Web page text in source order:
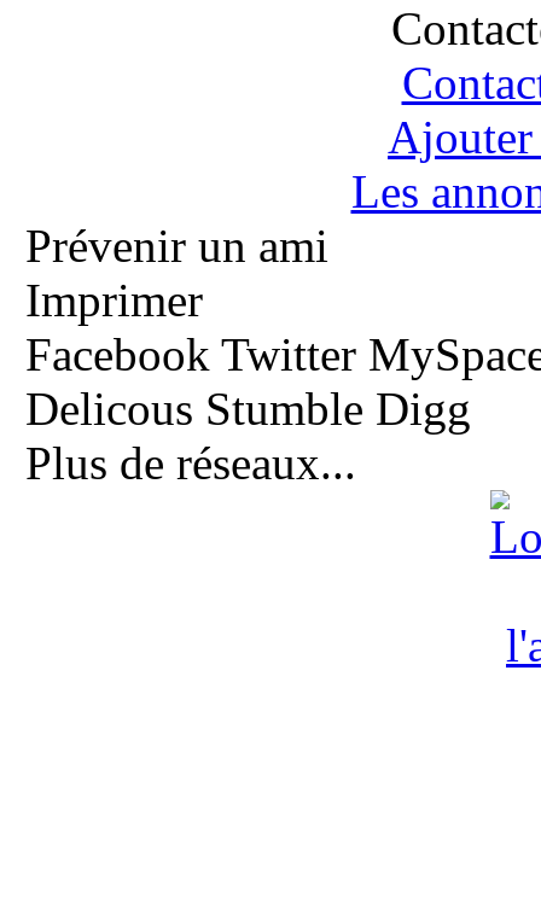
Ajouter
Les
Prévenir un ami
Imprimer
Facebook Twitter
Delicous Stumble Digg
Plus de réseaux...